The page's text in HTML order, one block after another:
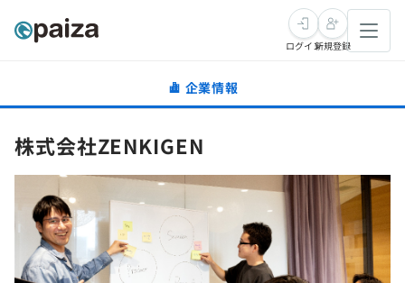
求人検索
転職成功ガイド
転職エージェント
未経験転職
求人検索
インタビュー
転職成功ガイド
新卒就活
求人検索
本選考
学習
講座一覧
スキルチェック
ログイン新規登録
企業情報
株式会社ZENKIGEN